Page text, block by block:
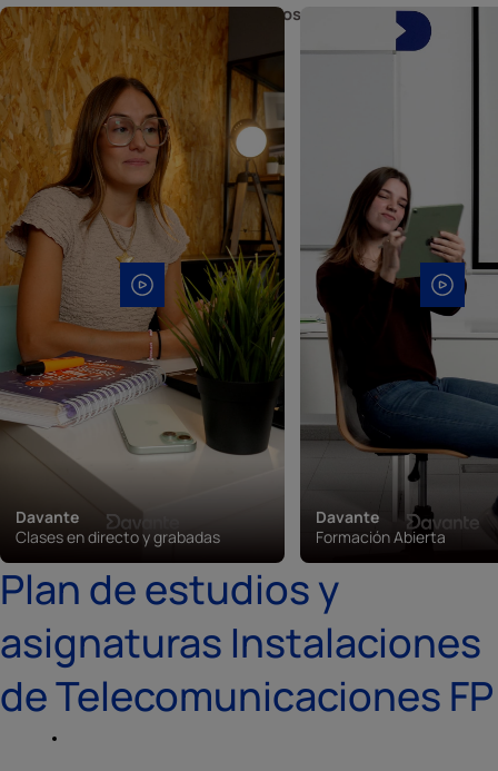
Campus virtual con todos los contenidos Ingresa al
Davante
Clases en directo y grabadas
Davante
Formación Abierta
Plan de estudios y
asignaturas Instalaciones
de Telecomunicaciones FP